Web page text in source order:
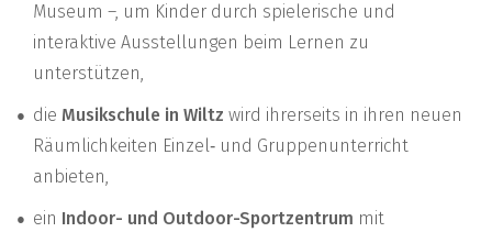
Museum –, um Kinder durch spielerische und
interaktive Ausstellungen beim Lernen zu
unterstützen,
die Musikschule in Wiltz wird ihrerseits in ihren neuen
Räumlichkeiten Einzel‑ und Gruppenunterricht
anbieten,
ein Indoor- und Outdoor-Sportzentrum mit